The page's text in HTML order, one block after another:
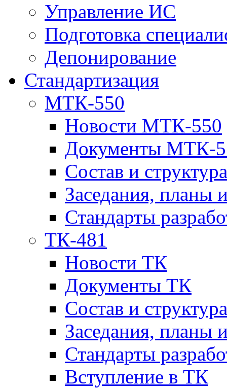
Управление ИС
Подготовка
Депонирование
Стандартизация
МТК-550
Новости МТК-550
Документы МТК-
Состав и структура
Заседания, планы
Стандарты
ТК-481
Новости ТК
Документы ТК
Cостав и
Заседания, планы
Стандарты
Вступление в ТК